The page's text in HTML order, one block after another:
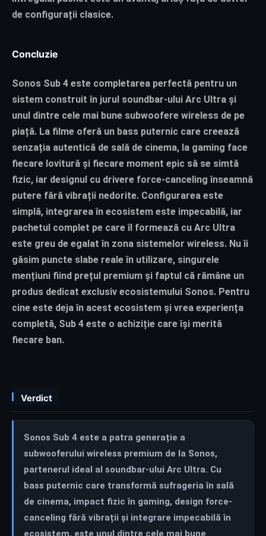
Verdict
Sonos Sub 4 este a patra generație a
subwooferului wireless premium de la Sonos,
partenerul ideal al soundbar-ului Arc Ultra. Cu
bass puternic care transformă sufrageria în sală
de cinema, impact fizic în gaming, design force-
canceling fără vibrații și integrare impecabilă în
ecosistem, este unul dintre cele mai bune
de configurații clasice.
Concluzie
Sonos Sub 4 este completarea perfectă pentru un
sistem construit în jurul soundbar-ului Arc Ultra și
unul dintre cele mai bune subwoofere wireless de pe
piață. La filme oferă un bass puternic care creează
senzația autentică de sală de cinema, la gaming face
fiecare lovitură și fiecare moment epic să se simtă
fizic, iar designul cu drivere force-canceling înseamnă
putere fără vibrații nedorite. Configurarea este
simplă, integrarea în ecosistem este impecabilă, iar
pachetul complet pe care îl formează cu Arc Ultra
este greu de egalat în zona sistemelor wireless. Nu îi
găsim puncte slabe reale în utilizare, singurele
mențiuni fiind prețul premium și faptul că rămâne un
produs dedicat exclusiv ecosistemului Sonos. Pentru
cine este deja în acest ecosistem și vrea experiența
completă, Sub 4 este o achiziție care își merită
fiecare ban.